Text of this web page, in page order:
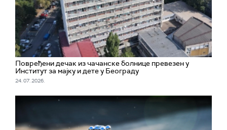
Повређени дечак из чачанске болнице превезен у
Институт за мајку и дете у Београду
24. 07. 2026.